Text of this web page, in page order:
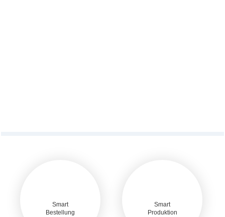
Smart
Bestellung
Smart
Produktion